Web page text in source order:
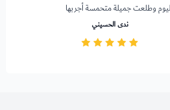
وطلعت جميلة متحمسة أجربها
ندى الحسيني